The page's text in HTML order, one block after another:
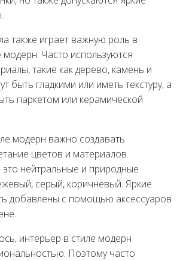
также играет важную роль в
модерн. Часто используются
такие как дерево, камень и
быть гладкими или иметь текстуру, а
паркетом или керамической
модерн важно создавать
цветов и материалов.
нейтральные и природные
серый, коричневый. Яркие
добавлены с помощью аксессуаров
интерьер в стиле модерн
Поэтому часто